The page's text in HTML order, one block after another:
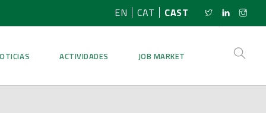
EN CAT CAST
ACTIVIDADES JOB MARKET